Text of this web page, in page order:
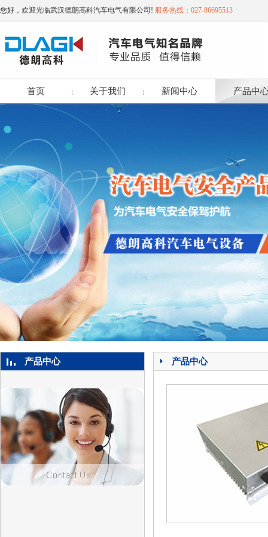
您好，欢迎光临武汉德朗高科汽车电气有限公司! 服务热线：027-86695513
首页 关于我们 新闻中心 产品中
产品中心 产品中心